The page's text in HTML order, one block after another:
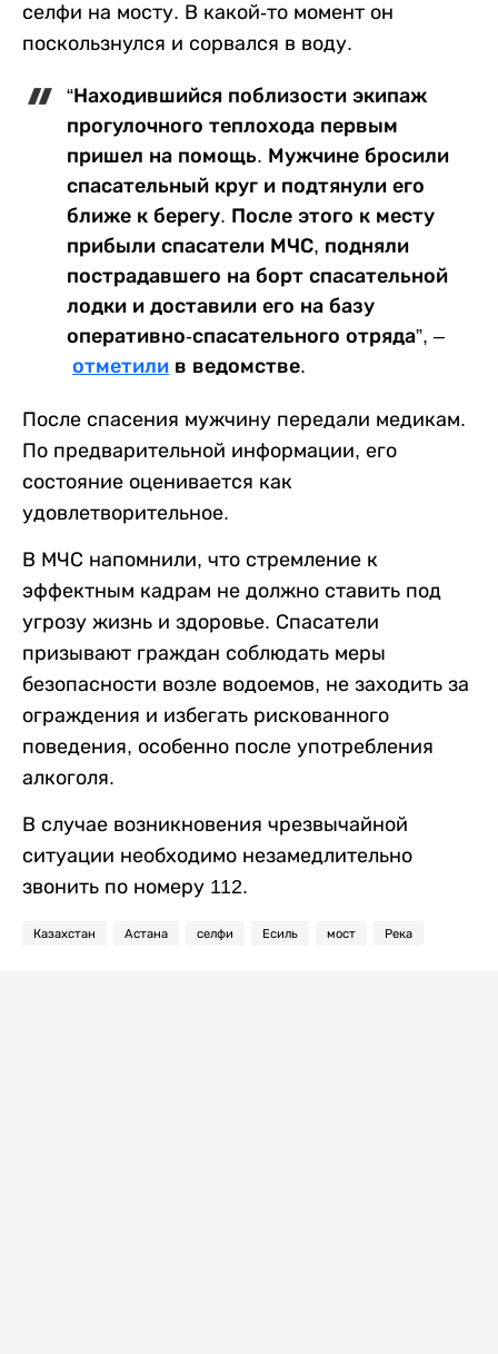
селфи на мосту. В какой-то момент он
поскользнулся и сорвался в воду.
“Находившийся поблизости экипаж
прогулочного теплохода первым
пришел на помощь. Мужчине бросили
спасательный круг и подтянули его
ближе к берегу. После этого к месту
прибыли спасатели МЧС, подняли
пострадавшего на борт спасательной
лодки и доставили его на базу
оперативно-спасательного отряда”, –
отметили в ведомстве.
После спасения мужчину передали медикам.
По предварительной информации, его
состояние оценивается как
удовлетворительное.
В МЧС напомнили, что стремление к
эффектным кадрам не должно ставить под
угрозу жизнь и здоровье. Спасатели
призывают граждан соблюдать меры
безопасности возле водоемов, не заходить за
ограждения и избегать рискованного
поведения, особенно после употребления
алкоголя.
В случае возникновения чрезвычайной
ситуации необходимо незамедлительно
звонить по номеру 112.
Казахстан Астана селфи Есиль мост Река